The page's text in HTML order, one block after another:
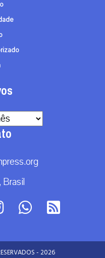
Brasil
- 2026